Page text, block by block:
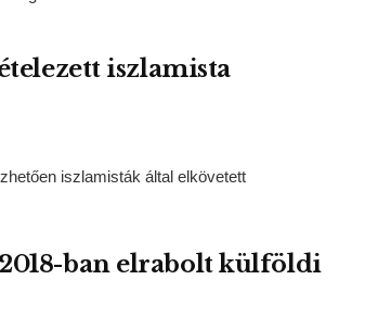
iszlamista
iszlamisták által elkövetett
ban elrabolt külföldi